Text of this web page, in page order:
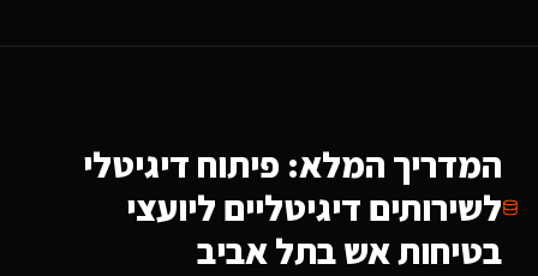
המדריך המלא: פיתוח דיגיטלי
לשירותים דיגיטליים ליועצי
בטיחות אשבתל אביב